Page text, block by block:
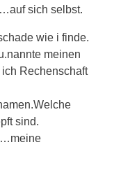
sich selbst.
wie i finde.
meinen
Rechenschaft
sind.